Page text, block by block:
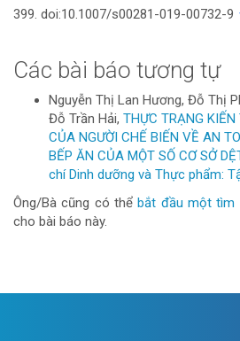
399. doi:10.1007/s00281-019-00732-9
Các bài báo tương tự
Nguyễn Thị Lan Hương, Đỗ Thị
Đỗ Trần Hải, THỰC TRẠNG
CỦA NGƯỜI CHẾ BIẾN VỀ AN
BẾP ĂN CỦA MỘT SỐ CƠ SỞ
chí Dinh dưỡng và Thực phẩm:
Ông/Bà cũng có thểbắt đầu một tìm
cho bài báo này.